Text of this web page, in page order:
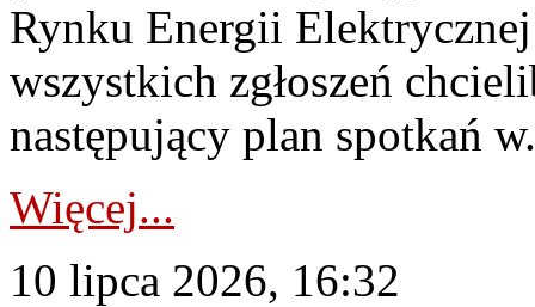
Rynku Energii
wszystkich zgłoszeń
następujący plan spotkań
Więcej...
10 lipca 2026, 16:32